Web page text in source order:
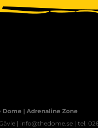
Dome | Adrenaline Zone
| info@thedome.se | tel.